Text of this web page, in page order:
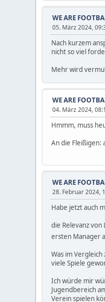
WE ARE
05. März 2024,
Nach kurzem
nicht so viel
Mehr wird
WE ARE
04. März 2024,
Hmmm, muss
An die Fleißigen:
WE ARE
28. Februar 2024,
Habe jetzt auch
die Relevanz
ersten Manager
Was im
viele Spiele
Ich würde mir
Jugendbereich
Verein spielen